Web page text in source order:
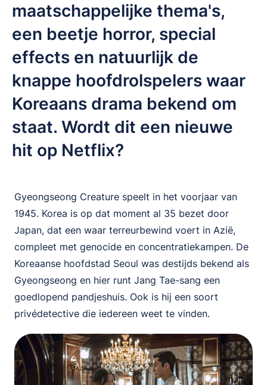
maatschappelijke thema's,
een beetje horror, special
effects en natuurlijk de
knappe hoofdrolspelers waar
Koreaans drama bekend om
staat. Wordt dit een nieuwe
hit op Netflix?
Gyeongseong Creature speelt in het voorjaar van
1945. Korea is op dat moment al 35 bezet door
Japan, dat een waar terreurbewind voert in Azië,
compleet met genocide en concentratiekampen. De
Koreaanse hoofdstad Seoul was destijds bekend als
Gyeongseong en hier runt Jang Tae-sang een
goedlopend pandjeshuis. Ook is hij een soort
privédetective die iedereen weet te vinden.